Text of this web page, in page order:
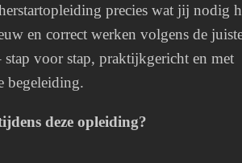
precies wat jij nodig
en correct werken volgens de
stap voor stap, praktijkgericht en met
begeleiding.
deze opleiding?